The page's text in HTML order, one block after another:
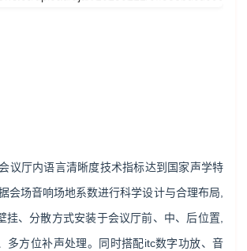
议厅内语言清晰度技术指标达到国家声学特
会场音响场地系数进行科学设计与合理布局,
挂、分散方式安装于会议厅前、中、后位置,
多方位补声处理。同时搭配itc数字功放、音